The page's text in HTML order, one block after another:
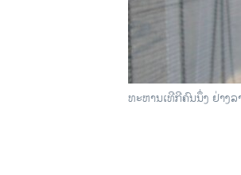
ທະຫານເທີກີຄົນນຶ່ງ ຢ່າງລ